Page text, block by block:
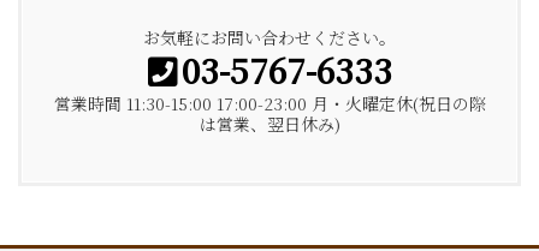
お気軽にお問い合わせください。
03-5767-6333
営業時間 11:30-15:00 17:00-23:00 月・火曜定休(祝日の際
は営業、翌日休み)